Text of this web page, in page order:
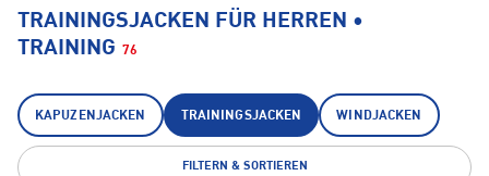
TRAININGSJACKEN FÜR HERREN •
TRAINING 76
KAPUZENJACKEN TRAININGSJACKEN WINDJACKEN
FILTERN & SORTIEREN